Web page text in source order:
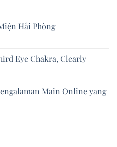
Hải Phòng
Eye Chakra, Clearly
Main Online yang